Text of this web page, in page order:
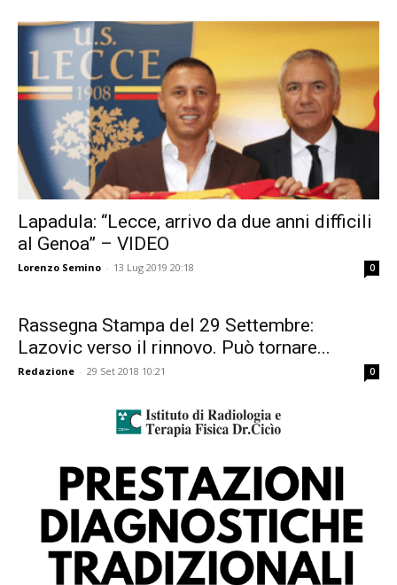
Lapadula: “Lecce, arrivo da due anni difficili
al Genoa” – VIDEO
Lorenzo Semino - 13 Lug 2019 20:18 0
Rassegna Stampa del 29 Settembre:
Lazovic verso il rinnovo. Può tornare...
Redazione - 29 Set 2018 10:21 0